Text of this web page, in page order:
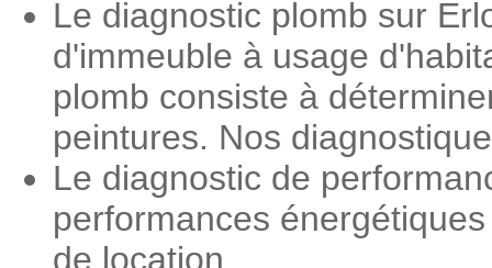
Le diagnostic plomb sur
d'immeuble à usage
plomb consiste à
peintures. Nos
Le diagnostic de
performances
de location.